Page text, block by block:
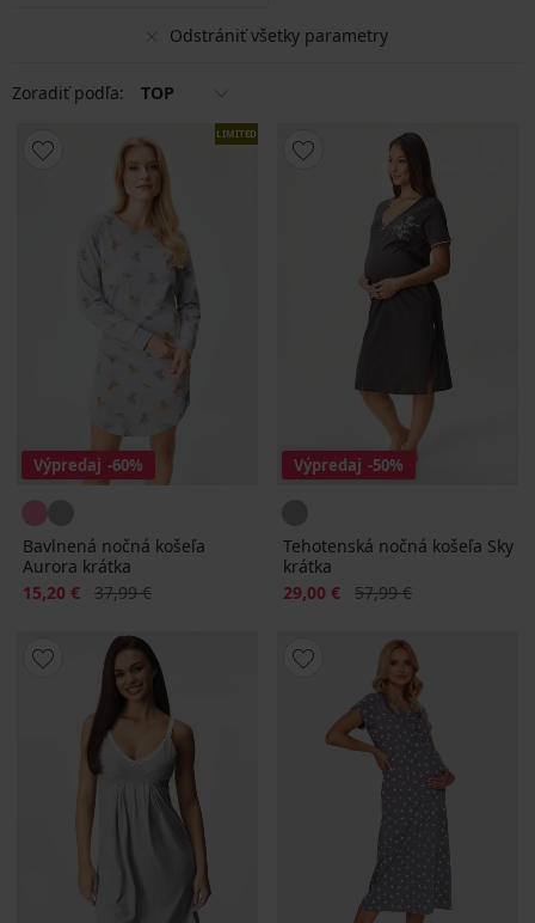
Odstrániť všetky parametry
Zoradiť podľa: TOP
LIMITED
Výpredaj -60%
Bavlnená nočná košeľa
Aurora krátka
Zľava
15,20 € Pôvodná cena
37,99 €
Výpredaj -50%
Tehotenská nočná košeľa Sky
krátka
Zľava
29,00 € Pôvodná cena
57,99 €